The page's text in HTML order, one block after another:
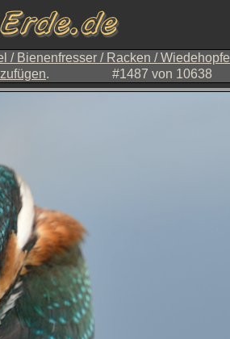
/ Bienenfresser / Racken / Wiedehopfe
. #1487 von 10638